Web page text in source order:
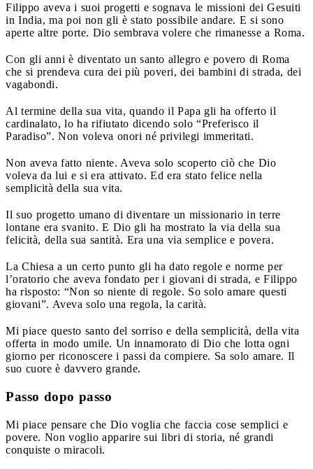
Filippo aveva i suoi progetti e sognava le missioni dei Gesuiti
in India, ma poi non gli è stato possibile andare. E si sono
aperte altre porte. Dio sembrava volere che rimanesse a Roma.
Con gli anni è diventato un santo allegro e povero di Roma
che si prendeva cura dei più poveri, dei bambini di strada, dei
vagabondi.
Al termine della sua vita, quando il Papa gli ha offerto il
cardinalato, lo ha rifiutato dicendo solo “Preferisco il
Paradiso”. Non voleva onori né privilegi immeritati.
Non aveva fatto niente. Aveva solo scoperto ciò che Dio
voleva da lui e si era attivato. Ed era stato felice nella
semplicità della sua vita.
Il suo progetto umano di diventare un missionario in terre
lontane era svanito. E Dio gli ha mostrato la via della sua
felicità, della sua santità. Era una via semplice e povera.
La Chiesa a un certo punto gli ha dato regole e norme per
l’oratorio che aveva fondato per i giovani di strada, e Filippo
ha risposto: “Non so niente di regole. So solo amare questi
giovani”. Aveva solo una regola, la carità.
Mi piace questo santo del sorriso e della semplicità, della vita
offerta in modo umile. Un innamorato di Dio che lotta ogni
giorno per riconoscere i passi da compiere. Sa solo amare. Il
suo cuore è davvero grande.
Passo dopo passo
Mi piace pensare che Dio voglia che faccia cose semplici e
povere. Non voglio apparire sui libri di storia, né grandi
conquiste o miracoli.